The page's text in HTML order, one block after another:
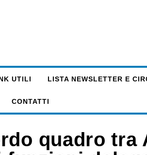
UTILI LISTA NEWSLETTER E
CONTATTI
quadro tra